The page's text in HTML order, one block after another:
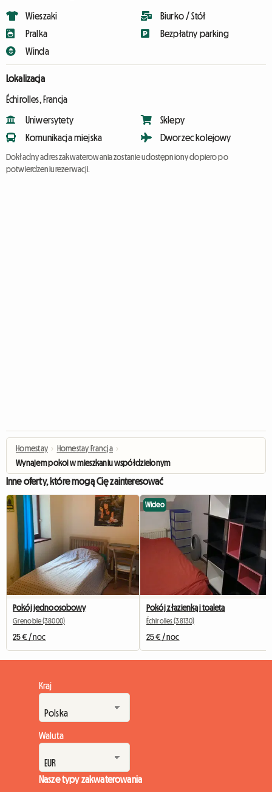
Wieszaki
Pralka
Winda
Biurko / Stół
Bezpłatny parking
Lokalizacja
Échirolles, Francja
Uniwersytety
Komunikacja miejska
Sklepy
Dworzec kolejowy
Dokładny adres zakwaterowania zostanie udostępniony dopiero po
potwierdzeniu rezerwacji.
Homestay › Homestay Francja ›
Wynajem pokoi w mieszkaniu współdzielonym
Inne oferty, które mogą Cię zainteresować
Pokój jednoosobowy
Grenoble (38000)
25 € / noc
Wideo
Pokój z łazienką i toaletą
Échirolles (38130)
25 € / noc
Kraj
Waluta
Nasze typy zakwaterowania